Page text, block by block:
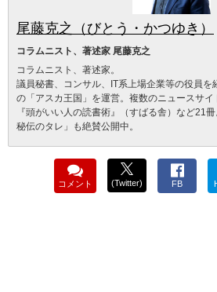
尾藤克之（びとう・かつゆき）
コラムニスト、著述家 尾藤克之
コラムニスト、著述家。
議員秘書、コンサル、IT系上場企業等の役員を
の「アスカ王国」を運営。複数のニュースサ
『頭がいい人の読書術』（すばる舎）など21
秘伝のタレ」も絶賛公開中。
コメント (Twitter) FB